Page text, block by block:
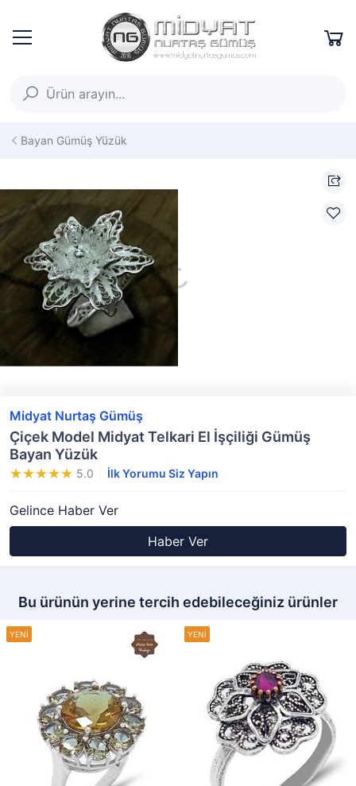
Bayan Gümüş Yüzük
Midyat Nurtaş Gümüş
Çiçek Model Midyat Telkari El İşçiliği Gümüş
Bayan Yüzük
5.0 İlk Yorumu Siz Yapın
Gelince Haber Ver
Haber Ver
Bu ürünün yerine tercih edebileceğiniz ürünler